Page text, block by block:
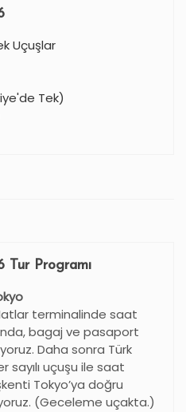
Uçuşlar
Tek)
Tur Programı
terminalinde saat
bagaj ve pasaport
Daha sonra Türk
sayılı uçuşu ile saat
Tokyo’ya doğru
(Geceleme uçakta.)